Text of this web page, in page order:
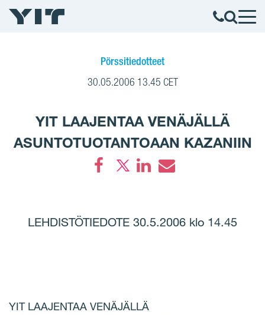
Pörssitiedotteet
30.05.2006 13.45 CET
YIT LAAJENTAA VENÄJÄLLÄ
ASUNTOTUOTANTOAAN KAZANIIN
LEHDISTÖTIEDOTE 30.5.2006 klo 14.45
YIT LAAJENTAA VENÄJÄLLÄ